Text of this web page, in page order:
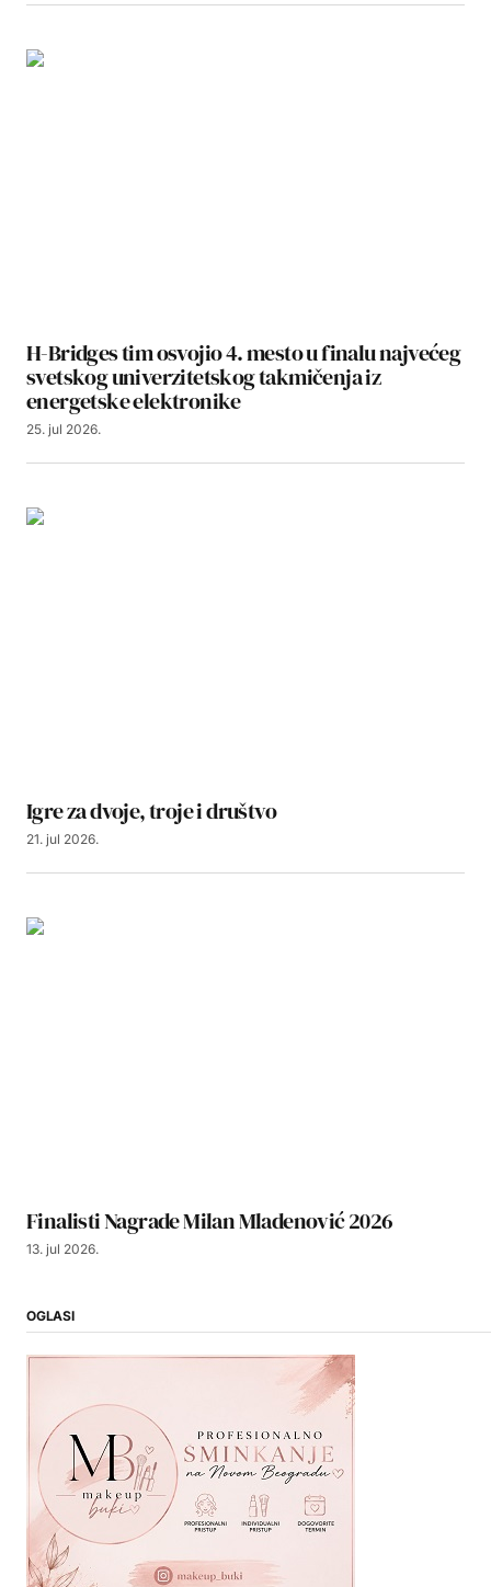
H-Bridges tim osvojio 4. mesto u finalu najvećeg
svetskog univerzitetskog takmičenja iz
energetske elektronike
25. jul 2026.
Igre za dvoje, troje i društvo
21. jul 2026.
Finalisti Nagrade Milan Mladenović 2026
13. jul 2026.
OGLASI